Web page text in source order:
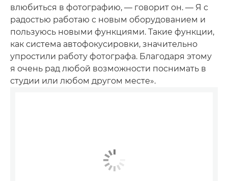
влюбиться в фотографию, — говорит он. — Я с
радостью работаю с новым оборудованием и
пользуюсь новыми функциями. Такие функции,
как система автофокусировки, значительно
упростили работу фотографа. Благодаря этому
я очень рад любой возможности поснимать в
студии или любом другом месте».